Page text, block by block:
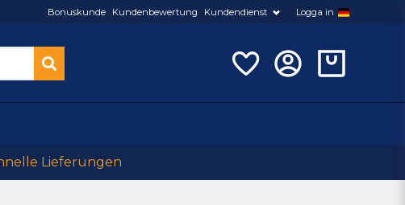
Bonuskunde Kundenbewertung Kundendienst Logga in
Lieferungen